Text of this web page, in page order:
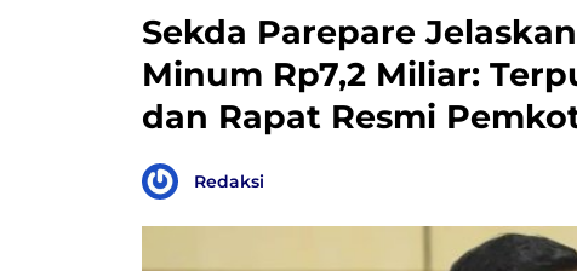
Sekda Parepare
Minum Rp7,2 Miliar:
dan Rapat Resmi
Redaksi